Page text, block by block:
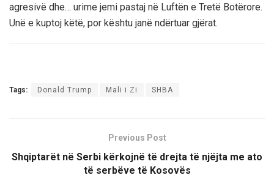
agresivë dhe… urime jemi pastaj në Luftën e Tretë Botërore.
Unë e kuptoj këtë, por kështu janë ndërtuar gjërat.
Tags: Donald Trump Mali i Zi SHBA
Previous Post
Shqiptarët në Serbi kërkojnë të drejta të njëjta me ato
të serbëve të Kosovës